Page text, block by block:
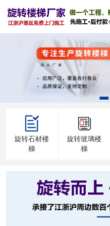
旋转石材楼
梯
旋转玻璃楼
梯